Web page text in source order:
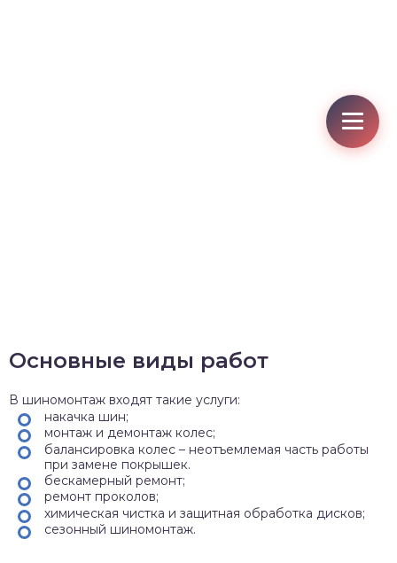
Основные виды работ
В шиномонтаж входят такие услуги:
накачка шин;
монтаж и демонтаж колес;
балансировка колес – неотъемлемая часть работы
при замене покрышек.
бескамерный ремонт;
ремонт проколов;
химическая чистка и защитная обработка дисков;
сезонный шиномонтаж.